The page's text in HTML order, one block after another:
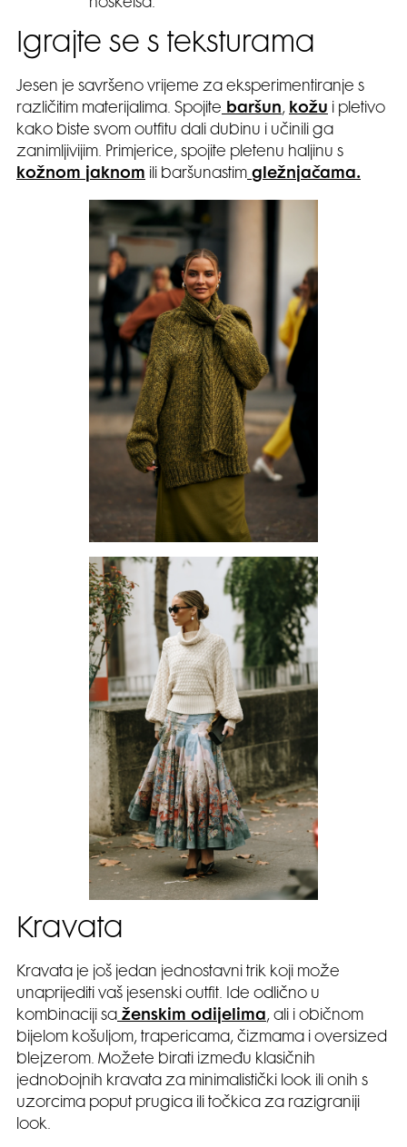
hoskelsa.
Igrajte se s teksturama
Jesen je savršeno vrijeme za eksperimentiranje s
različitim materijalima. Spojite baršun, kožu i pletivo
kako biste svom outfitu dali dubinu i učinili ga
zanimljivijim. Primjerice, spojite pletenu haljinu s
kožnom jaknom ili baršunastim gležnjačama.
Kravata
Kravata je još jedan jednostavni trik koji može
unaprijediti vaš jesenski outfit. Ide odlično u
kombinaciji sa ženskim odijelima, ali i običnom
bijelom košuljom, trapericama, čizmama i oversized
blejzerom. Možete birati između klasičnih
jednobojnih kravata za minimalistički look ili onih s
uzorcima poput prugica ili točkica za razigraniji
look.